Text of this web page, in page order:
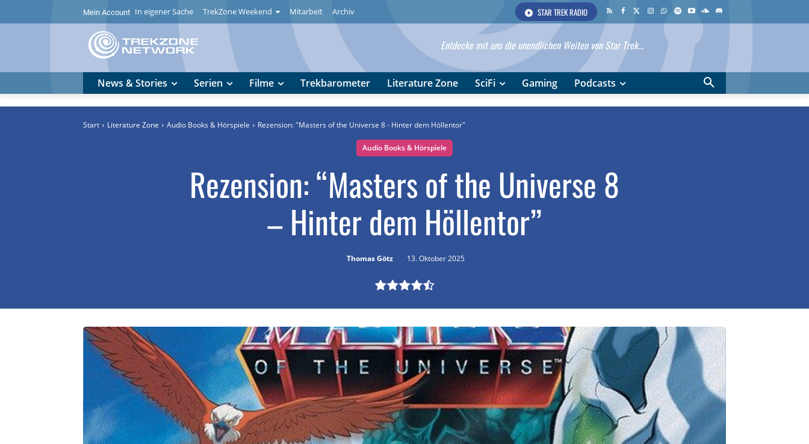
Mein Account In eigener Sache TrekZone Weekend Mitarbeit Archiv STAR TREK RADIO
Entdecke mit uns die unendlichen Weiten von Star Trek...
News & Stories Serien Filme Trekbarometer Literature Zone SciFi Gaming Podcasts
Start Literature Zone Audio Books & Hörspiele Rezension: "Masters of the Universe 8 - Hinter dem Höllentor"
Audio Books & Hörspiele
Rezension: “Masters of the Universe 8
– Hinter dem Höllentor”
Thomas Götz 13. Oktober 2025